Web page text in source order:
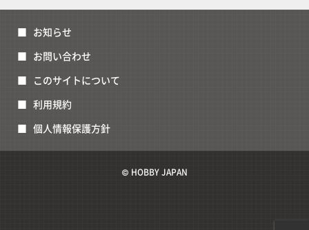
お知らせ
お問い合わせ
このサイトについて
利用規約
個人情報保護方針
© HOBBY JAPAN